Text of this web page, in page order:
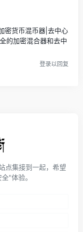
密货币混币器|去中心
的加密混合器和去中
登录以回复
点集接到一起，希望
"体验。